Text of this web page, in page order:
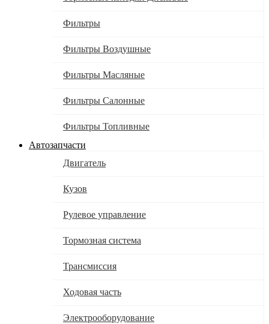
Фильтры
Фильтры Воздушные
Фильтры Масляные
Фильтры Салонные
Фильтры Топливные
Автозапчасти
Двигатель
Кузов
Рулевое управление
Тормозная система
Трансмиссия
Ходовая часть
Электрооборудование